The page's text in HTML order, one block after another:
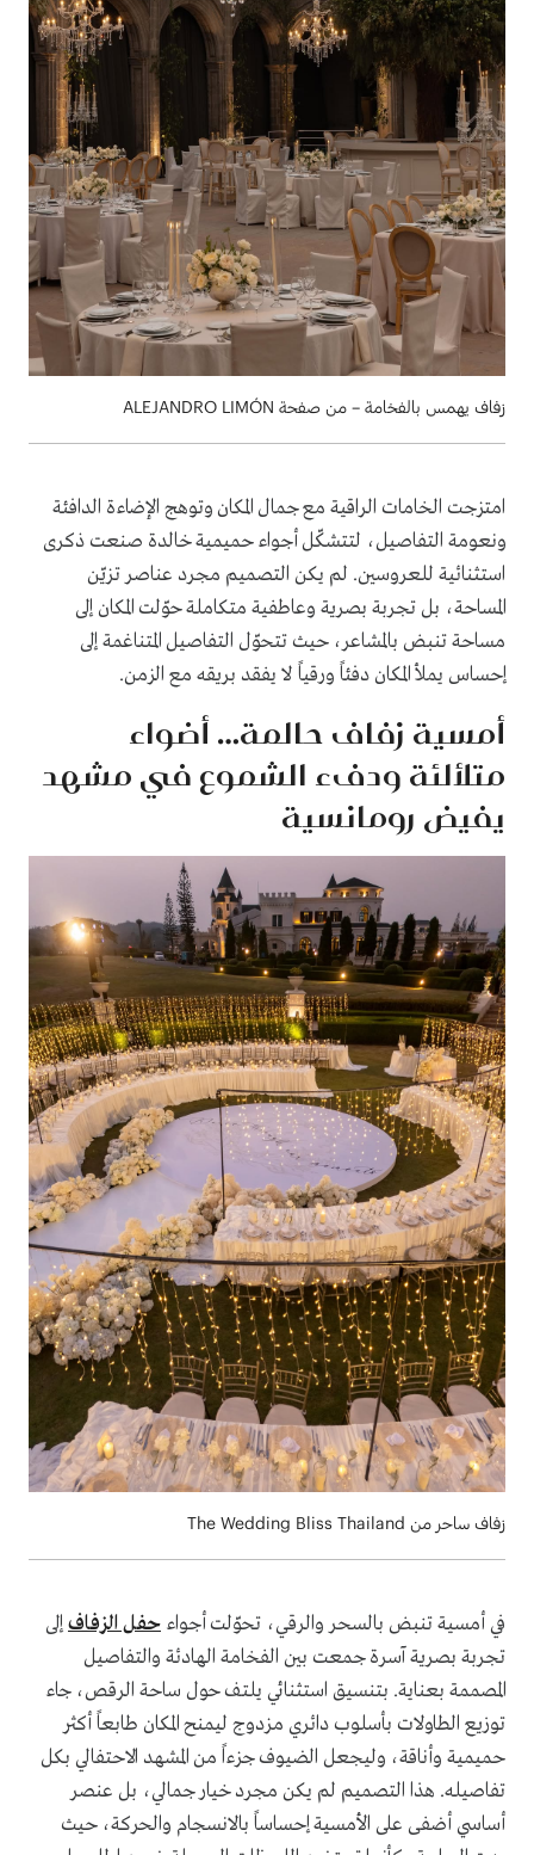
زفاف يهمس بالفخامة – من صفحة ALEJANDRO LIMÓN
امتزجت الخامات الراقية مع جمال المكان وتوهج الإضاءة الدافئة
ونعومة التفاصيل، لتتشكّل أجواء حميمية خالدة صنعت ذكرى
استثنائية للعروسين. لم يكن التصميم مجرد عناصر تزيّن
المساحة، بل تجربة بصرية وعاطفية متكاملة حوّلت المكان إلى
مساحة تنبض بالمشاعر، حيث تتحوّل التفاصيل المتناغمة إلى
إحساس يملأ المكان دفئاً ورقياً لا يفقد بريقه مع الزمن.
أمسية زفاف حالمة… أضواء
متلألئة ودفء الشموع في مشهد
يفيض رومانسية
زفاف ساحر من The Wedding Bliss Thailand
في أمسية تنبض بالسحر والرقي، تحوّلت أجواء حفل الزفافإلى
تجربة بصرية آسرة جمعت بين الفخامة الهادئة والتفاصيل
المصممة بعناية. بتنسيق استثنائي يلتف حول ساحة الرقص، جاء
توزيع الطاولات بأسلوب دائري مزدوج ليمنح المكان طابعاً أكثر
حميمية وأناقة، وليجعل الضيوف جزءاً من المشهد الاحتفالي بكل
تفاصيله. هذا التصميم لم يكن مجرد خيار جمالي، بل عنصر
أساسي أضفى على الأمسية إحساساً بالانسجام والحركة، حيث